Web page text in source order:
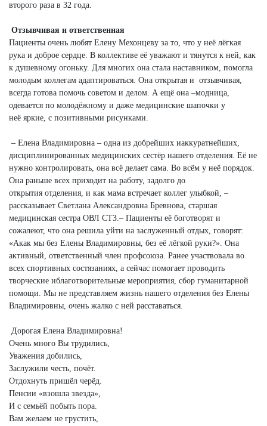
второго раза в 32 года.
Отзывчивая и ответственная
Пациенты очень любят Елену Мехонцеву за то, что у неё лёгкая
рука и доброе сердце. В коллективе её уважают и тянутся к ней, как
к душевному огоньку. Для многих она стала наставником, помогла
молодым коллегам адаптироваться. Она открытая и отзывчивая,
всегда готова помочь советом и делом. А ещё она –модница,
одевается по молодёжному и даже медицинские шапочки у
неё яркие, с позитивными рисунками.
– Елена Владимировна – одна из добрейших иаккуратнейших,
дисциплинированных медицинских сестёр нашего отделения. Её не
нужно контролировать, она всё делает сама. Во всём у неё порядок.
Она раньше всех приходит на работу, задолго до
открытия отделения, и как мама встречает коллег улыбкой, –
рассказывает Светлана Александровна Бревнова, старшая
медицинская сестра ОВЛ СТЗ.– Пациенты её боготворят и
сожалеют, что она решила уйти на заслуженный отдых, говорят:
«Акак мы без Елены Владимировны, без её лёгкой руки?». Она
активный, ответственный член профсоюза. Ранее участвовала во
всех спортивных состязаниях, а сейчас помогает проводить
творческие иблаготворительные мероприятия, сбор гуманитарной
помощи. Мы не представляем жизнь нашего отделения без Елены
Владимировны, очень жалко с ней расставаться.
Дорогая Елена Владимировна!
Очень много Вы трудились,
Уважения добились,
Заслужили честь, почёт.
Отдохнуть пришёл черёд.
Пенсии «взошла звезда»,
И с семьёй побыть пора.
Вам желаем не грустить,